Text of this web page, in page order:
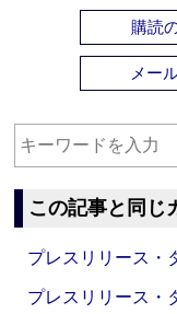
購読
メー
この記事と同じ
プレスリリース
プレスリリース